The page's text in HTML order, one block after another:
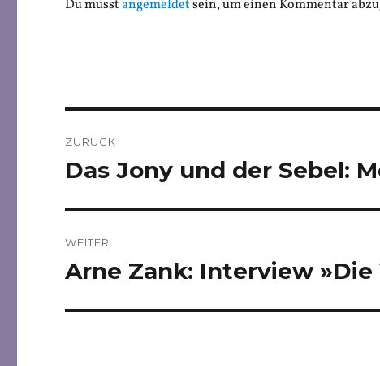
Du musstangemeldetsein, um einen Kommentar
ZURÜCK
Vorheriger
Das Jony und der Sebel:
WEITER
Nächster
Arne Zank: Interview